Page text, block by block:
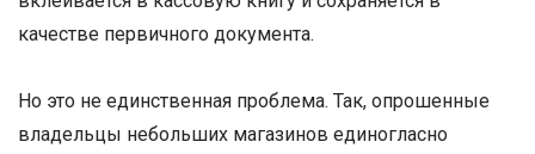
качестве первичного документа.
Но это не единственная проблема. Так, опрошенные
владельцы небольших магазинов единогласно